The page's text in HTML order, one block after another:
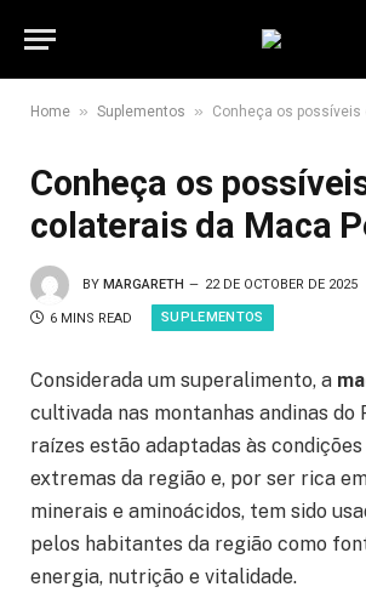
Home » Suplementos » Conheça os possíveis efeitos
Conheça os
colaterais da Maca
BY MARGARETH 22 DE OCTOBER DE 2025
6 MINS READ SUPLEMENTOS
Considerada um superalimento, a
cultivada nas montanhas andinas do
raízes estão adaptadas às
extremas da região e, por ser rica
minerais e aminoácidos, tem sido
pelos habitantes da região como
energia, nutrição e vitalidade.